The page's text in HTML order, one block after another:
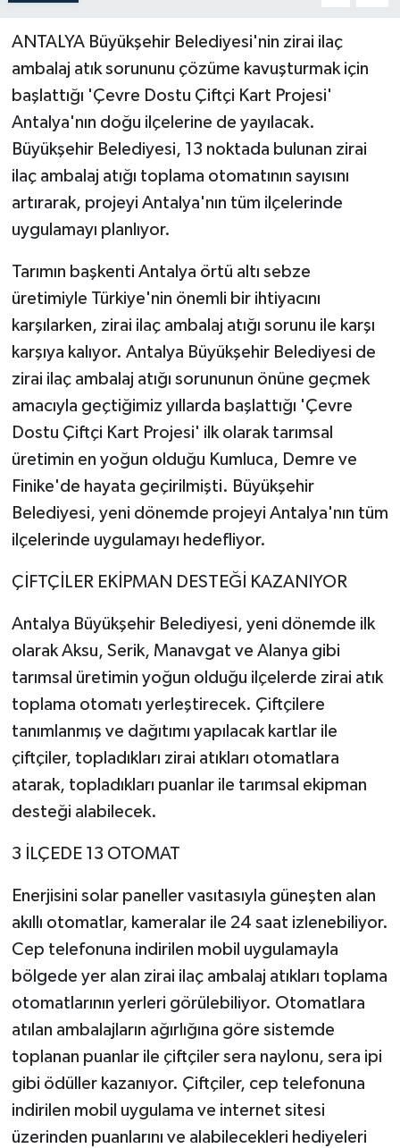
ANTALYA Büyükşehir Belediyesi'nin zirai ilaç
ambalaj atık sorununu çözüme kavuşturmak için
başlattığı 'Çevre Dostu Çiftçi Kart Projesi'
Antalya'nın doğu ilçelerine de yayılacak.
Büyükşehir Belediyesi, 13 noktada bulunan zirai
ilaç ambalaj atığı toplama otomatının sayısını
artırarak, projeyi Antalya'nın tüm ilçelerinde
uygulamayı planlıyor.
Tarımın başkenti Antalya örtü altı sebze
üretimiyle Türkiye'nin önemli bir ihtiyacını
karşılarken, zirai ilaç ambalaj atığı sorunu ile karşı
karşıya kalıyor. Antalya Büyükşehir Belediyesi de
zirai ilaç ambalaj atığı sorununun önüne geçmek
amacıyla geçtiğimiz yıllarda başlattığı 'Çevre
Dostu Çiftçi Kart Projesi' ilk olarak tarımsal
üretimin en yoğun olduğu Kumluca, Demre ve
Finike'de hayata geçirilmişti. Büyükşehir
Belediyesi, yeni dönemde projeyi Antalya'nın tüm
ilçelerinde uygulamayı hedefliyor.
ÇİFTÇİLER EKİPMAN DESTEĞİ KAZANIYOR
Antalya Büyükşehir Belediyesi, yeni dönemde ilk
olarak Aksu, Serik, Manavgat ve Alanya gibi
tarımsal üretimin yoğun olduğu ilçelerde zirai atık
toplama otomatı yerleştirecek. Çiftçilere
tanımlanmış ve dağıtımı yapılacak kartlar ile
çiftçiler, topladıkları zirai atıkları otomatlara
atarak, topladıkları puanlar ile tarımsal ekipman
desteği alabilecek.
3 İLÇEDE 13 OTOMAT
Enerjisini solar paneller vasıtasıyla güneşten alan
akıllı otomatlar, kameralar ile 24 saat izlenebiliyor.
Cep telefonuna indirilen mobil uygulamayla
bölgede yer alan zirai ilaç ambalaj atıkları toplama
otomatlarının yerleri görülebiliyor. Otomatlara
atılan ambalajların ağırlığına göre sistemde
toplanan puanlar ile çiftçiler sera naylonu, sera ipi
gibi ödüller kazanıyor. Çiftçiler, cep telefonuna
indirilen mobil uygulama ve internet sitesi
üzerinden puanlarını ve alabilecekleri hediyeleri